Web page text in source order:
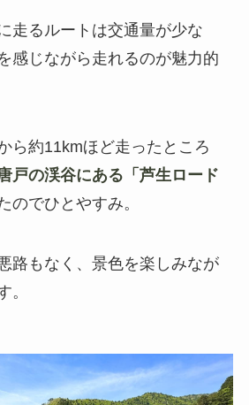
走るルートは交通量が少な
感じながら走れるのが魅力的
ら約11kmほど走ったところ
戸の渓谷にある「芦生ロード
のでひとやすみ。
路もなく、景色を楽しみなが
。